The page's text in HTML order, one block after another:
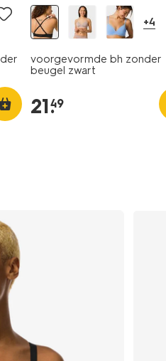
+4
voorgevormde bh zonder
beugel zwart
21.
49